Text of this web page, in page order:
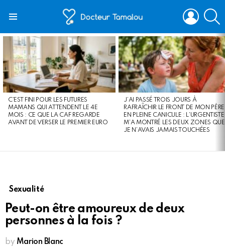
LOGIN
LATEST
STORIES
C’EST FINI POUR LES FUTURES
MAMANS QUI ATTENDENT LE 4E
MOIS : CE QUE LA CAF REGARDE
AVANT DE VERSER LE PREMIER EURO
J’AI PASSÉ TROIS JOURS À
RAFRAÎCHIR LE FRONT DE MON PÈRE
EN PLEINE CANICULE : L’URGENTISTE
M’A MONTRÉ LES DEUX ZONES QUE
JE N’AVAIS JAMAIS TOUCHÉES
Sexualité
Peut-on être amoureux de deux
personnes à la fois ?
by Marion Blanc